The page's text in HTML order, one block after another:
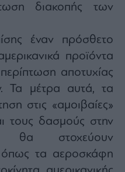
διακοπής των
έναν πρόσθετο
προϊόντα
αποτυχίας
Τα μέτρα αυτά, τα
στις «αμοιβαίες»
τους δασμούς στην
θα στοχεύουν
όπως τα αεροσκάφη